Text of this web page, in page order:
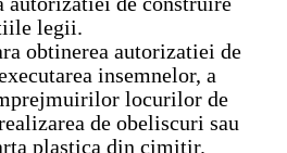
legii.
obtinerea autorizatiei de
insemnelor, a
locurilor de
de obeliscuri sau
plastica din cimitir.